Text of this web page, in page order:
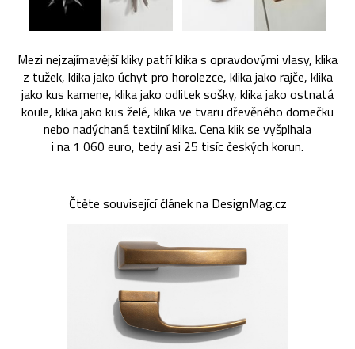
Mezi nejzajímavější kliky patří klika s opravdovými vlasy, klika
z tužek, klika jako úchyt pro horolezce, klika jako rajče, klika
jako kus kamene, klika jako odlitek sošky, klika jako ostnatá
koule, klika jako kus želé, klika ve tvaru dřevěného domečku
nebo nadýchaná textilní klika. Cena klik se vyšplhala
i na 1 060 euro, tedy asi 25 tisíc českých korun.
Čtěte související článek na DesignMag.cz